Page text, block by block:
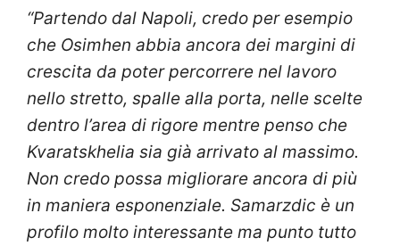
“Partendo dal Napoli, credo per esempio
che Osimhen abbia ancora dei margini di
crescita da poter percorrere nel lavoro
nello stretto, spalle alla porta, nelle scelte
dentro l’area di rigore mentre penso che
Kvaratskhelia sia già arrivato al massimo.
Non credo possa migliorare ancora di più
in maniera esponenziale. Samarzdic è un
profilo molto interessante ma punto tutto